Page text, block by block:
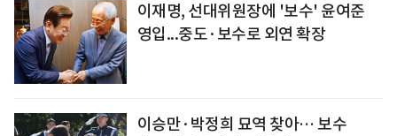
이재명, 선대위원장에 '보수' 윤여준
영입...중도·보수로 외연 확장
이승만·박정희 묘역 찾아… 보수